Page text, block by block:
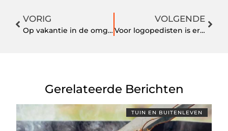
VORIG
Op vakantie in de omgeving van Noordwijk
VOLGENDE
Voor logopedisten is er een eenvoudig en veilig administratie softwarepakket
Gerelateerde Berichten
TUIN EN BUITENLEVEN